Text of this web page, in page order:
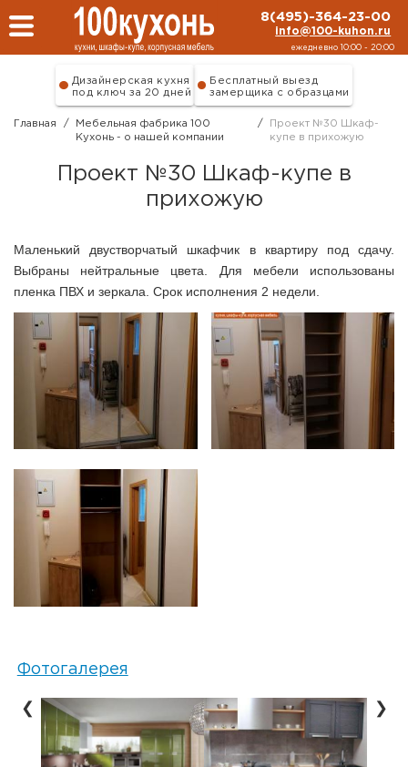
Перейти к основному содержанию
8(495)-364-23-00
info@100-kuhon.ru
ежедневно 10:00 - 20:00
Дизайнерская кухня
под ключ за 20 дней
Бесплатный выезд
замерщика с образцами
Главная /
Мебельная фабрика 100
Кухонь - о нашей компании
/
Проект №30 Шкаф-
купе в прихожую
Проект №30 Шкаф-купе в
прихожую
Маленький двустворчатый шкафчик в квартиру под сдачу.
Выбраны нейтральные цвета. Для мебели использованы
пленка ПВХ и зеркала. Срок исполнения 2 недели.
Фотогалерея
❮ ❯